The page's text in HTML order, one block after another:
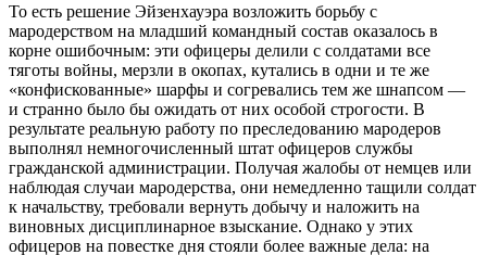
То есть решение Эйзенхауэра возложить борьбу с
мародерством на младший командный состав оказалось в
корне ошибочным: эти офицеры делили с солдатами все
тяготы войны, мерзли в окопах, кутались в одни и те же
«конфискованные» шарфы и согревались тем же шнапсом —
и странно было бы ожидать от них особой строгости. В
результате реальную работу по преследованию мародеров
выполнял немногочисленный штат офицеров службы
гражданской администрации. Получая жалобы от немцев или
наблюдая случаи мародерства, они немедленно тащили солдат
к начальству, требовали вернуть добычу и наложить на
виновных дисциплинарное взыскание. Однако у этих
офицеров на повестке дня стояли более важные дела: на